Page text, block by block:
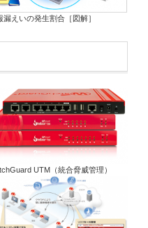
漏えいの発生割合［図解］
UTM（統合脅威管理）